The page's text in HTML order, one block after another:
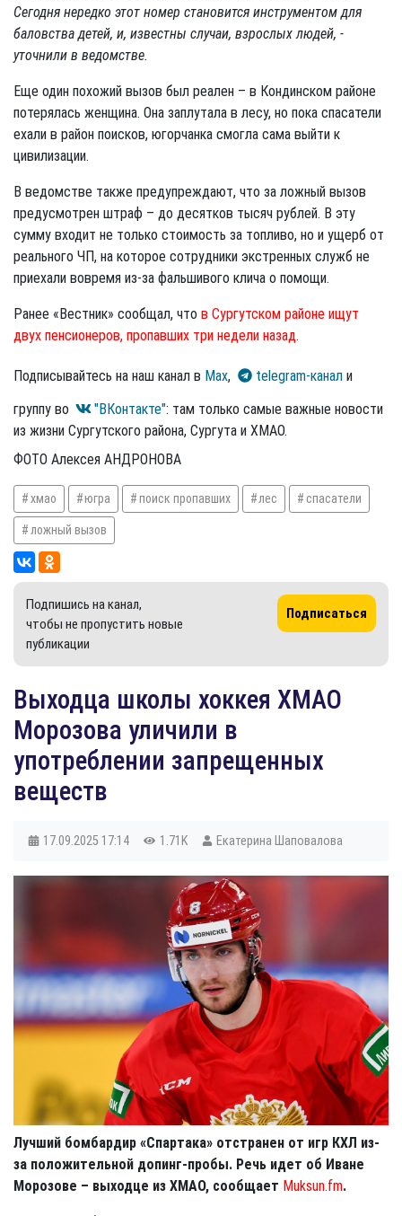
Сегодня нередко этот номер становится инструментом для
баловства детей, и, известны случаи, взрослых людей, -
уточнили в ведомстве.
Еще один похожий вызов был реален – в Кондинском районе
потерялась женщина. Она заплутала в лесу, но пока спасатели
ехали в район поисков, югорчанка смогла сама выйти к
цивилизации.
В ведомстве также предупреждают, что за ложный вызов
предусмотрен штраф – до десятков тысяч рублей. В эту
сумму входит не только стоимость за топливо, но и ущерб от
реального ЧП, на которое сотрудники экстренных служб не
приехали вовремя из-за фальшивого клича о помощи.
Ранее «Вестник» сообщал, что в Сургутском районе ищут
двух пенсионеров, пропавших три недели назад.
Подписывайтесь на наш канал в Max, telegram-канал и
группу во
"ВКонтакте": там только самые важные новости
из жизни Сургутского района, Сургута и ХМАО.
ФОТО Алексея АНДРОНОВА
хмао югра поиск пропавших лес спасатели
ложный вызов
Подпишись на канал,
чтобы не пропустить новые
публикации
Подписаться
Выходца школы хоккея ХМАО
Морозова уличили в
употреблении запрещенных
веществ
17.09.2025 17:14 1.71K Екатерина Шаповалова
Лучший бомбардир «Спартака» отстранен от игр КХЛ из-
за положительной допинг-пробы. Речь идет об Иване
Морозове – выходце из ХМАО, сообщает Muksun.fm.